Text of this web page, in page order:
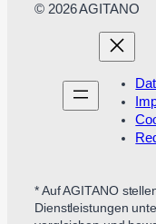
© 2026 AGITANO
* Auf AGITANO
Dienstleistungen